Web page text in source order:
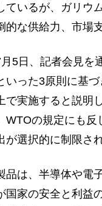
ているが、ガリウ
的な供給力、市場
5日、記者会見を
いった3原則に基
で実施すると説明
WTOの規定にも
が選択的に制限さ
は、半導体や電
国家の安全と利益